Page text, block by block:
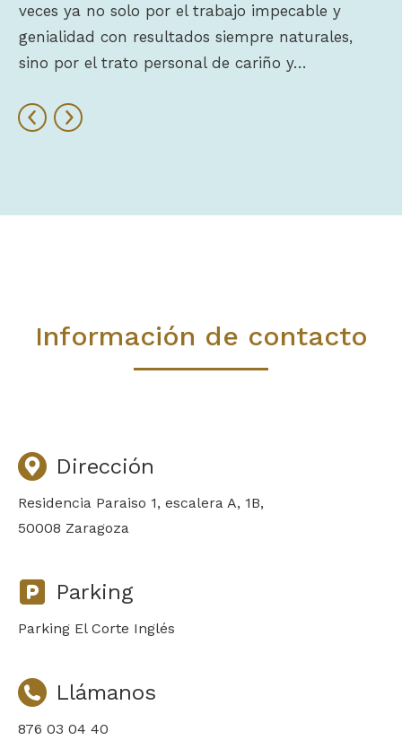
veces ya no solo por el trabajo impecable y
genialidad con resultados siempre naturales,
sino por el trato personal de cariño y…
Información de contacto
Dirección
Residencia Paraiso 1, escalera A, 1B,
50008 Zaragoza
Parking
Parking El Corte Inglés
Llámanos
876 03 04 40